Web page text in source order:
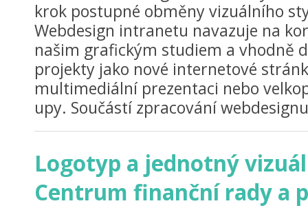
krok postupné obměny vizuálního
Webdesign intranetu navazuje na
našim grafickým studiem a vhodně
projekty jako nové internetové
multimediální prezentaci nebo
upy. Součástí zpracování
Logotyp a jednotný
Centrum finanční rady a